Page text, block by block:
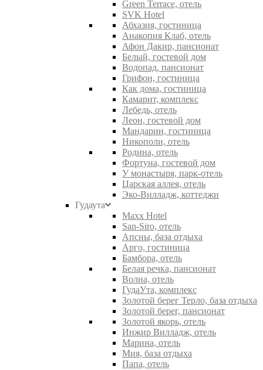
Green Terrace, отель
SVK Hotel
Абхазия, гостиница
Анакопия Клаб, отель
Афон Дакир, пансионат
Белый, гостевой дом
Водопад, пансионат
Грифон, гостиница
Как дома, гостиница
Камарит, комплекс
Лебедь, отель
Леон, гостевой дом
Мандарин, гостиница
Никополи, отель
Родина, отель
Фортуна, гостевой дом
У монастыря, парк-отель
Царская аллея, отель
Эко-Вилладж, коттеджи
Гудаута
Maxx Hotel
San-Siro, отель
Апсны, база отдыха
Арго, гостиница
Бамбора, отель
Белая речка, пансионат
Волна, отель
ГудаУта, комплекс
Золотой берег Терло, база отдыха
Золотой берег, пансионат
Золотой якорь, отель
Инжир Вилладж, отель
Марина, отель
Мия, база отдыха
Папа, отель